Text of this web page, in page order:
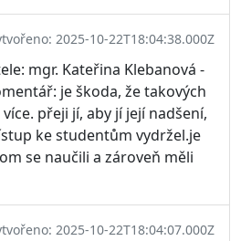
2025-10-22T18:04:38.000Z
mgr. Kateřina Klebanová -
je škoda, že takových
přeji jí, aby jí její nadšení,
ke studentům vydržel.je
se naučili a zároveň měli
2025-10-22T18:04:07.000Z